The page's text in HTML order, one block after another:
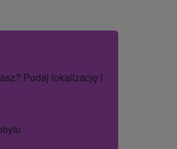
Podaj lokalizację lub nazwę hotelu.